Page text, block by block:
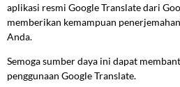
aplikasi resmi Google Translate dari
memberikan kemampuan
Anda.
Semoga sumber daya ini dapat
penggunaan Google Translate.